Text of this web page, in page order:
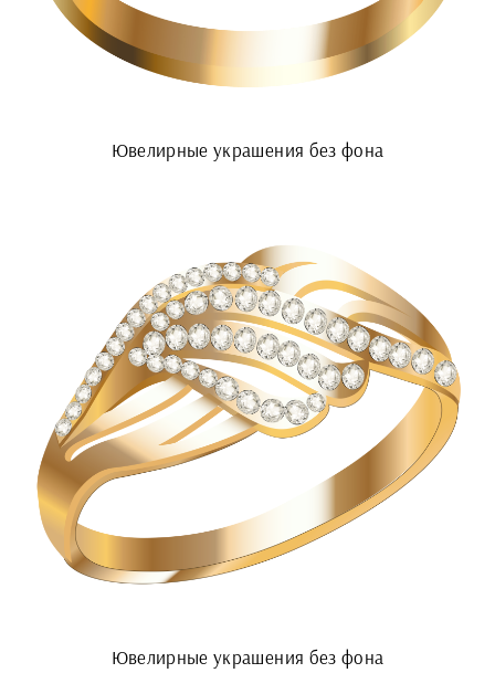
Ювелирные украшения без фона
Ювелирные украшения без фона